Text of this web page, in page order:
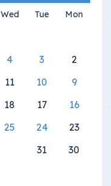
Mon
Tue
Wed
2
3
4
9
10
11
16
17
18
23
24
25
30
31